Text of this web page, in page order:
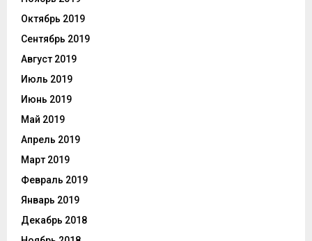
Октябрь 2019
Сентябрь 2019
Август 2019
Июль 2019
Июнь 2019
Май 2019
Апрель 2019
Март 2019
Февраль 2019
Январь 2019
Декабрь 2018